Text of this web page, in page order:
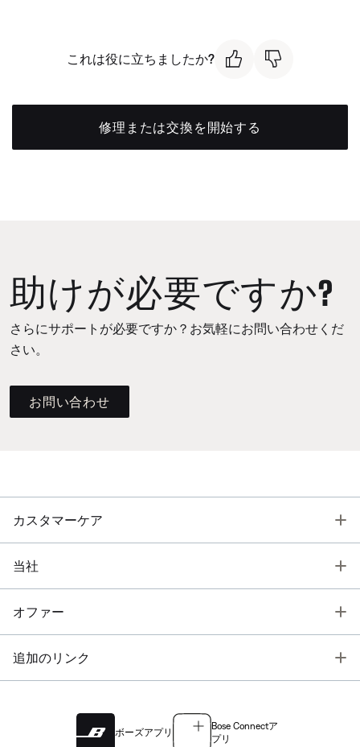
これは役に立ちましたか?
修理または交換を開始する
助けが必要ですか?
さらにサポートが必要ですか？お気軽にお問い合わせくだ
さい。
お問い合わせ
カスタマーケア
当社
オファー
追加のリンク
ボーズアプリ
Bose Connectア
プリ